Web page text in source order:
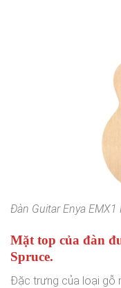
Đàn Guitar Enya EMX1
Mặt top của đàn
Spruce.
Đặc trưng của loại gỗ